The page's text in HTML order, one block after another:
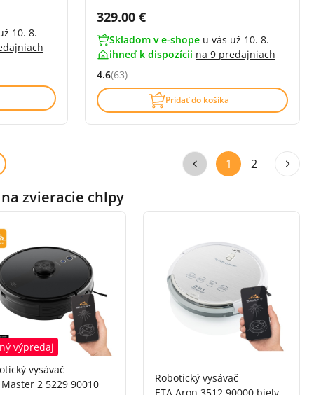
10. 8.
Cena s DPH:
329.00 €
Skladom v e-shope u vás už 10. 8.
ihneď k dispozícii na 9 predajniach
Hodnocení: 4.6 z 5 (63 recenzí)
4.6(63)
Pridať do košíka
1 2
zvieracie chlpy
výpredaj
vysávač
Master 2 5229 90010
Robotický vysávač
ETA Aron 3512 90000 biely